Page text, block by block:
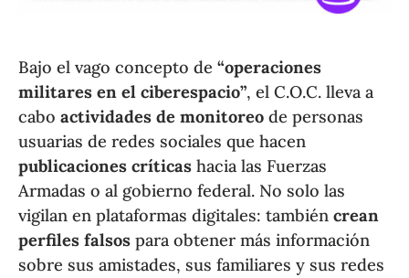
Bajo el vago concepto de“operaciones
militares en el ciberespacio”, el C.O.C. lleva a
caboactividades de monitoreo de personas
usuarias de redes sociales que hacen
publicaciones críticas hacia las Fuerzas
Armadas o al gobierno federal. No solo las
vigilan en plataformas digitales: tambiéncrean
perfiles falsos para obtener más información
sobre sus amistades, sus familiares y sus redes